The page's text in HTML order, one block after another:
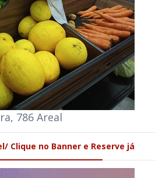
786 Areal
Clique no Banner e Reserve já